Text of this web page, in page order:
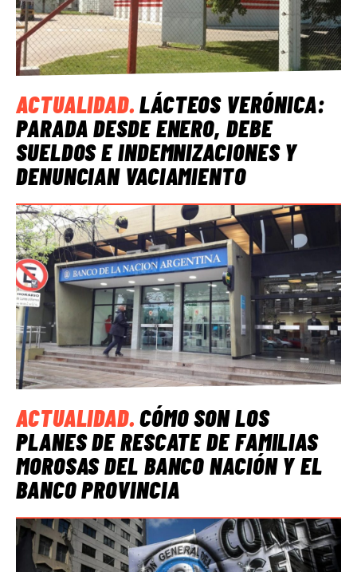
ACTUALIDAD.LÁCTEOS VERÓNICA:
PARADA DESDE ENERO, DEBE
SUELDOS E INDEMNIZACIONES Y
DENUNCIAN VACIAMIENTO
ACTUALIDAD.CÓMO SON LOS
PLANES DE RESCATE DE FAMILIAS
MOROSAS DEL BANCO NACIÓN Y EL
BANCO PROVINCIA